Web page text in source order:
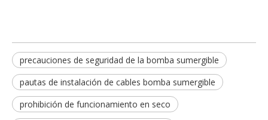
precauciones de seguridad de la bomba sumergible
pautas de instalación de cables bomba sumergible
prohibición de funcionamiento en seco